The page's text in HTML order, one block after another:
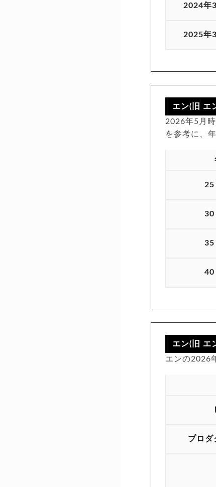
2024年
2025年
エン(旧 エ
2026年5月
を参考に、
25
30
35
40
エン(旧 エ
エンの2026
プロダ